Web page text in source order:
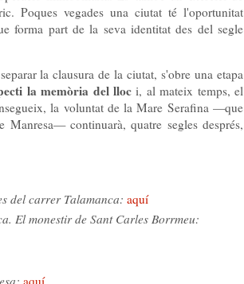
Poques vegades una ciutat té l'oportunitat
forma part de la seva identitat des del segle
la clausura de la ciutat, s'obre una etapa
la memòria del lloci, al mateix temps, el
la voluntat de la Mare Serafina —que
Manresa— continuarà, quatre segles després,
del carrer Talamanca: aquí
El monestir de Sant Carles Borrmeu:
aquí